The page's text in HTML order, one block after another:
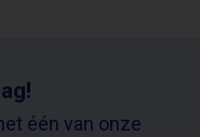
één van onze